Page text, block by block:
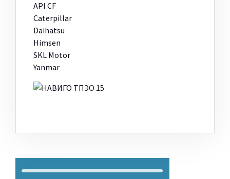
API CF
Caterpillar
Daihatsu
Himsen
SKL Motor
Yanmar